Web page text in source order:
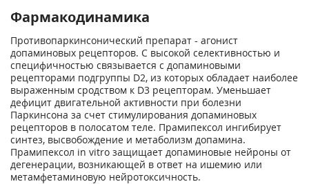
Фармакодинамика
Противопаркинсонический препарат - агонист
допаминовых рецепторов. С высокой селективностью и
специфичностью связывается с допаминовыми
рецепторами подгруппы D2, из которых обладает наиболее
выраженным сродством к D3 рецепторам. Уменьшает
дефицит двигательной активности при болезни
Паркинсона за счет стимулирования допаминовых
рецепторов в полосатом теле. Прамипексол ингибирует
синтез, высвобождение и метаболизм допамина.
Прамипексол in vitro защищает допаминовые нейроны от
дегенерации, возникающей в ответ на ишемию или
метамфетаминовую нейротоксичность.